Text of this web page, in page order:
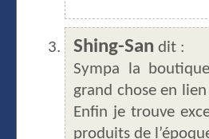
Shing-San dit :
Sympa la
grand chose en
Enfin je trouve
produits de